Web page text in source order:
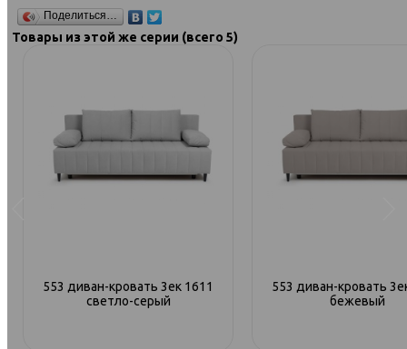
Поделиться…
Товары из этой же серии (всего 5)
553 диван-кровать 3ек 1611
светло-серый
553 диван-кровать
бежевый